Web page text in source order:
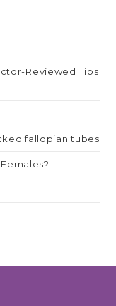
Reviewed Tips
fallopian tubes